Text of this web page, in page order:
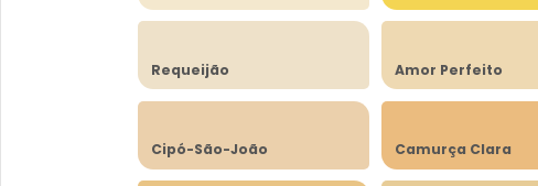
Requeijão Amor Perfeito
Cipó-São-João Camurça Clara